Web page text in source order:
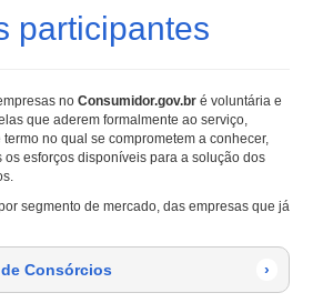
participantes
no Consumidor.gov.br é voluntária e
que aderem formalmente ao serviço,
no qual se comprometem a conhecer,
os esforços disponíveis para a solução dos
segmento de mercado, das empresas que já
Consórcios ›